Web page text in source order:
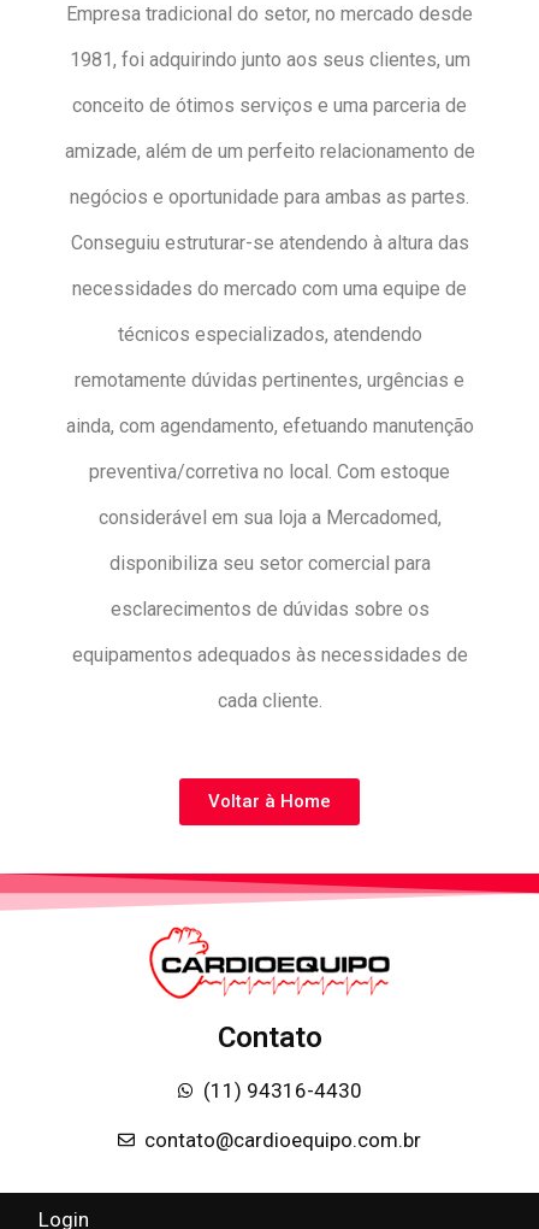
Empresa tradicional do setor, no mercado desde
1981, foi adquirindo junto aos seus clientes, um
conceito de ótimos serviços e uma parceria de
amizade, além de um perfeito relacionamento de
negócios e oportunidade para ambas as partes.
Conseguiu estruturar-se atendendo à altura das
necessidades do mercado com uma equipe de
técnicos especializados, atendendo
remotamente dúvidas pertinentes, urgências e
ainda, com agendamento, efetuando manutenção
preventiva/corretiva no local. Com estoque
considerável em sua loja a Mercadomed,
disponibiliza seu setor comercial para
esclarecimentos de dúvidas sobre os
equipamentos adequados às necessidades de
cada cliente.
Voltar à Home
Contato
(11) 94316-4430
contato@cardioequipo.com.br
Login